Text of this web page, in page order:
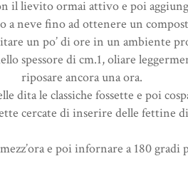
il lievito ormai attivo e poi
a neve fino ad ottenere un
un po’ di ore in un ambiente
spessore di cm.1, oliare
riposare ancora una ora.
dita le classiche fossette e poi
cercate di inserire delle fettine
e poi infornare a 180